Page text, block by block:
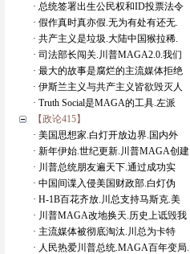
· 总统签署出生公民权和ID投票法令
· 假作真时真亦假.无为有处有还无.
· 共产主义是垃圾.大陆中国猴拉稀.
· 司法部长闯关.川普MAGA2.0.我们
· 最大的故事是腐烂的主流媒体拒绝
· 伊斯兰主义与共产主义皆欲毁灭人
· Truth Social是MAGA的工具.左派
【政论415】
· 美国思想家.白灯开放边界.国内外
· 新年伊始.世纪更新.川普MAGA创建
· 川普总统朋友遍天下.通过成功实
· 中国间谍入侵美国财政部.白灯伪
· H-1B百花齐放.川总支持马斯克.美
· 川普MAGA改地换天.历史上诋毁我
· 主流媒体被彻底淘汰.川总为卡特
· 人民热爱川普总统.MAGA百年变局.